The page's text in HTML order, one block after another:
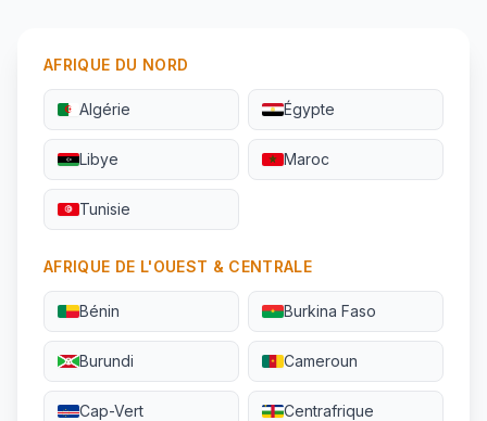
AFRIQUE DU NORD
Algérie Égypte
Libye Maroc
Tunisie
AFRIQUE DE L'OUEST & CENTRALE
Bénin Burkina Faso
Burundi Cameroun
Cap-Vert Centrafrique